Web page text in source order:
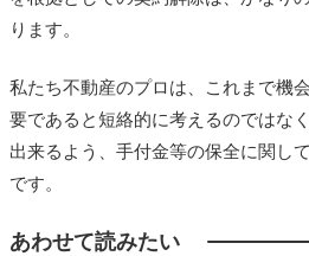
ります。
私たち不動産のプロは、これまで機
要であると短絡的に考えるのではな
出来るよう、手付金等の保全に関し
です。
あわせて読みたい